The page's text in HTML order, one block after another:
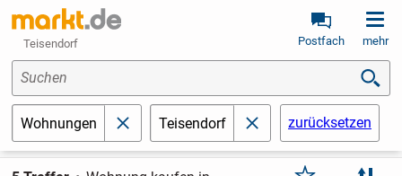
Teisendorf Postfach mehr
Suchen
Wohnungen schließenTeisendorf schließenzurücksetzen